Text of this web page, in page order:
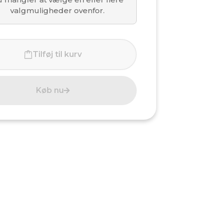
august
september
september
valgmuligheder ovenfor.
Tilføj til kurv
Køb nu